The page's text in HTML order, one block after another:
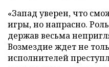
«Запад уверен, что
игры, но напрасно.
держав весьма
Возмездие ждет не
исполнителей